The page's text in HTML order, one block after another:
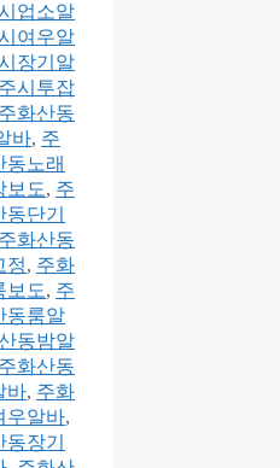
업소알
여우알
장기알
시투잡
주화산동
바, 주
동노래
보도, 주
단기
주화산동
정, 주화
보도, 주
동룸알
동밤알
주화산동
바, 주화
우알바,
장기